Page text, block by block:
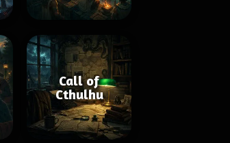
Call of
Cthulhu